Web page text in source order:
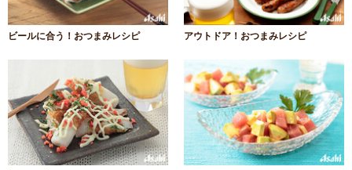
ビールに合う！おつまみレシピ アウトドア！おつまみレシピ